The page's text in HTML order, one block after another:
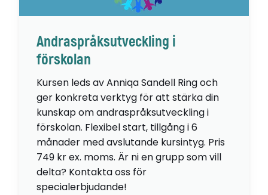
Andraspråksutveckling i
förskolan
Kursen leds av Anniqa Sandell Ring och
ger konkreta verktyg för att stärka din
kunskap om andraspråksutveckling i
förskolan. Flexibel start, tillgång i 6
månader med avslutande kursintyg. Pris
749 kr ex. moms. Är ni en grupp som vill
delta? Kontakta oss för
specialerbjudande!